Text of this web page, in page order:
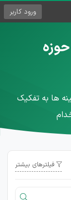
ورود کاربر
ها به تفکیک
فیلترهای بیشتر